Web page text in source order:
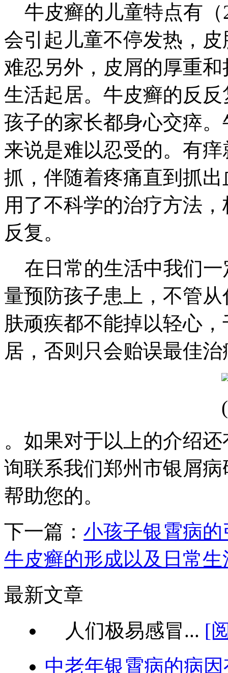
牛皮癣的儿童特点有（
会引起儿童不停发热，
难忍另外，皮屑的厚重
生活起居。牛皮癣的反
孩子的家长都身心交瘁
来说是难以忍受的。有
抓，伴随着疼痛直到抓
用了不科学的治疗方法
反复。
在日常的生活中我们一
量预防孩子患上，不管
肤顽疾都不能掉以轻心
居，否则只会贻误最佳治
。如果对于以上的介绍
询联系我们郑州市银屑
帮助您的。
下一篇： 小孩子银霄病
牛皮癣的形成以及日常
最新文章
人们极易感冒... [
中老年银霄病的病